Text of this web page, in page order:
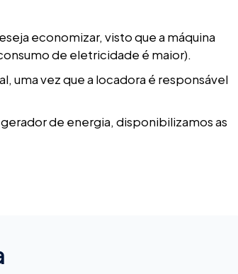
economizar, visto que a máquina
de eletricidade é maior).
uma vez que a locadora é responsável
de energia, disponibilizamos as